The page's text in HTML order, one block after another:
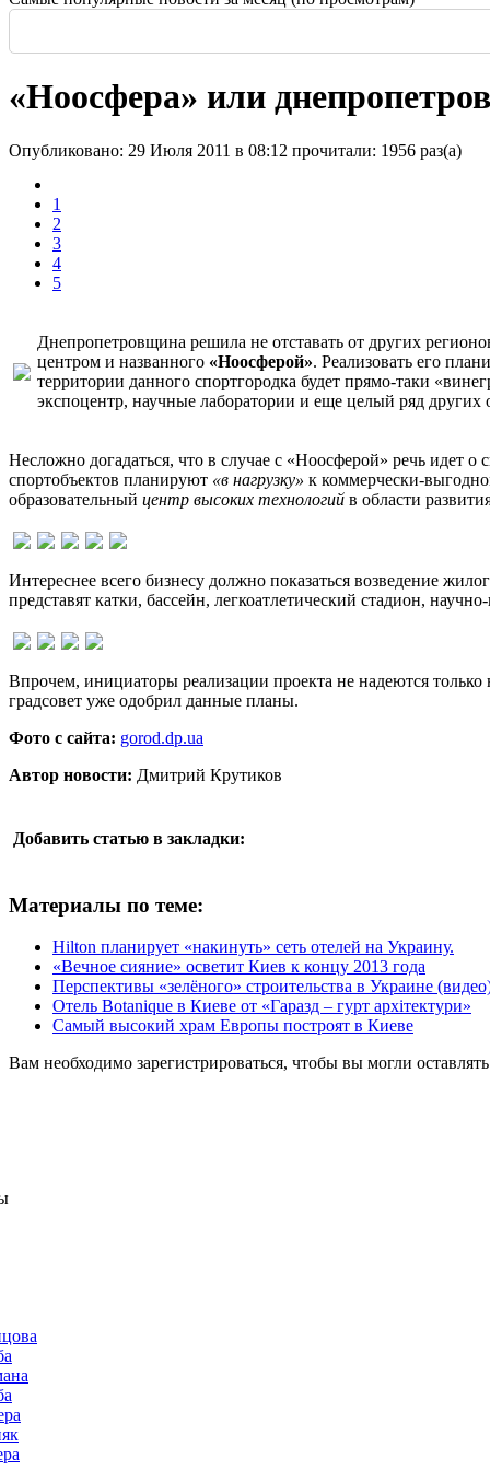
«Ноосфера» или
Опубликовано: 29 Июля 2011 в 08:12 прочитали: 1956 раз(а)
1
2
3
4
5
Днепропетровщина решила не отставать от других
центром и названного «Ноосферой». Реализовать его
территории данного спортгородка будет прямо-таки
экспоцентр, научные лаборатории и еще целый ряд других
Несложно догадаться, что в случае с «Ноосферой» речь идет о
спортобъектов планируют «в нагрузку» к коммерчески-
образовательный центр высоких технологий в области
Интереснее всего бизнесу должно показаться возведение
представят катки, бассейн, легкоатлетический стадион,
Впрочем, инициаторы реализации проекта не надеются
градсовет уже одобрил данные планы.
Фото с сайта: gorod.dp.ua
Автор новости: Дмитрий Крутиков
Добавить статью в закладки:
Материалы по теме:
Hilton планирует «накинуть» сеть отелей на Украину.
«Вечное сияние» осветит Киев к концу 2013 года
Перспективы «зелёного» строительства в Украине
Отель Botanique в Киеве от «Гаразд – гурт архiтектури»
Самый высокий храм Европы построят в Киеве
Вам необходимо зарегистрироваться, чтобы вы могли